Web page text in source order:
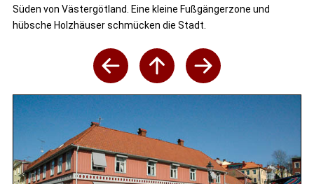
Süden von Västergötland. Eine kleine Fußgängerzone und
hübsche Holzhäuser schmücken die Stadt.